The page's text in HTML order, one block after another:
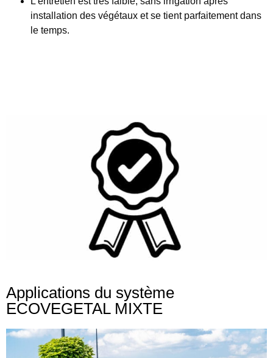
installation des végétaux et se tient parfaitement dans
le temps.
Applications du système
ECOVEGETAL MIXTE